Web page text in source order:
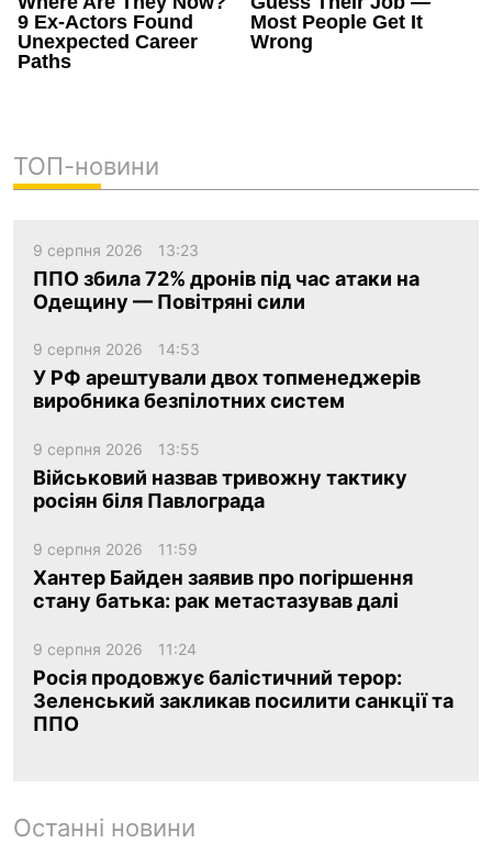
ТОП-новини
9 серпня 2026 13:23
ППО збила 72% дронів під час атаки на
Одещину — Повітряні сили
9 серпня 2026 14:53
У РФ арештували двох топменеджерів
виробника безпілотних систем
9 серпня 2026 13:55
Військовий назвав тривожну тактику
росіян біля Павлограда
9 серпня 2026 11:59
Хантер Байден заявив про погіршення
стану батька: рак метастазував далі
9 серпня 2026 11:24
Росія продовжує балістичний терор:
Зеленський закликав посилити санкції та
ППО
Останні новини